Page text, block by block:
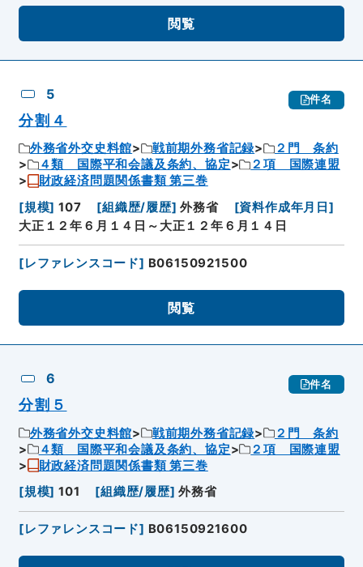
閲覧
5 件名
分割４
外務省外交史料館 戦前期外務省記録
２門 条約
４類 国際平和会議及条約、協定
２項 国際連盟
財政経済問題関係書類 第三巻
[規模] 107 [組織歴/履歴] 外務省 [資料作成年月日]
大正１２年６月１４日～大正１２年６月１４日
[レファレンスコード] B06150921500
閲覧
6 件名
分割５
外務省外交史料館 戦前期外務省記録
２門 条約
４類 国際平和会議及条約、協定
２項 国際連盟
財政経済問題関係書類 第三巻
[規模] 101 [組織歴/履歴] 外務省
[レファレンスコード] B06150921600